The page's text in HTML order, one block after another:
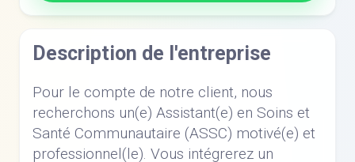
Description de l'entreprise
Pour le compte de notre client, nous
recherchons un(e) Assistant(e) en Soins et
Santé Communautaire (ASSC) motivé(e) et
professionnel(le). Vous intégrerez un